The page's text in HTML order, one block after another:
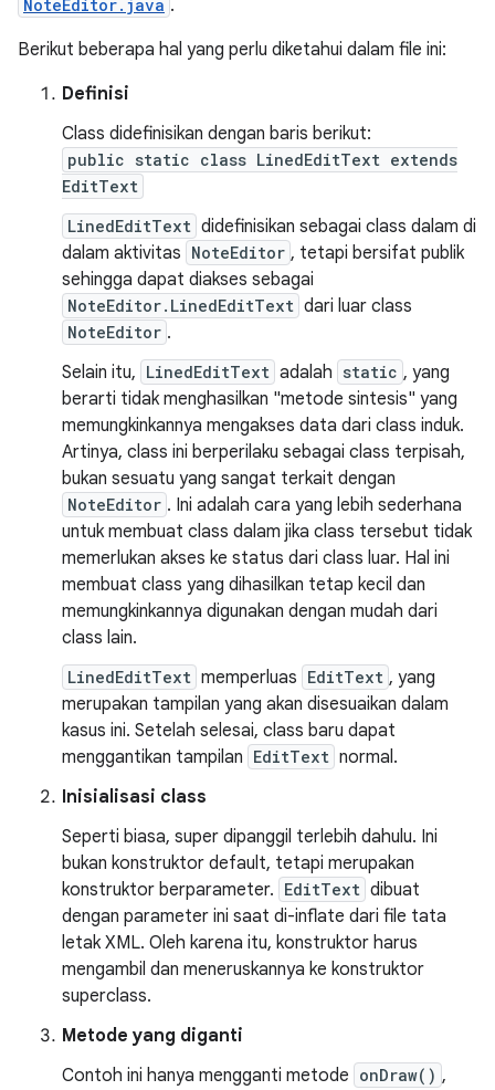
NoteEditor.java .
Berikut beberapa hal yang perlu diketahui dalam file ini:
Definisi
Class didefinisikan dengan baris berikut:
public static class LinedEditText extends
EditText
LinedEditText didefinisikan sebagai class dalam di
dalam aktivitas NoteEditor , tetapi bersifat publik
sehingga dapat diakses sebagai
NoteEditor.LinedEditText dari luar class
NoteEditor .
Selain itu, LinedEditText adalah static , yang
berarti tidak menghasilkan "metode sintesis" yang
memungkinkannya mengakses data dari class induk.
Artinya, class ini berperilaku sebagai class terpisah,
bukan sesuatu yang sangat terkait dengan
NoteEditor . Ini adalah cara yang lebih sederhana
untuk membuat class dalam jika class tersebut tidak
memerlukan akses ke status dari class luar. Hal ini
membuat class yang dihasilkan tetap kecil dan
memungkinkannya digunakan dengan mudah dari
class lain.
LinedEditText memperluas EditText , yang
merupakan tampilan yang akan disesuaikan dalam
kasus ini. Setelah selesai, class baru dapat
menggantikan tampilan EditText normal.
Inisialisasi class
Seperti biasa, super dipanggil terlebih dahulu. Ini
bukan konstruktor default, tetapi merupakan
konstruktor berparameter. EditText dibuat
dengan parameter ini saat di-inflate dari file tata
letak XML. Oleh karena itu, konstruktor harus
mengambil dan meneruskannya ke konstruktor
superclass.
Metode yang diganti
Contoh ini hanya mengganti metode onDraw() ,